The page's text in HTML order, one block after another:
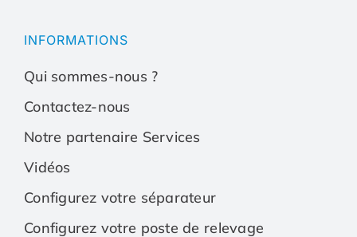
Qui sommes-nous ?
Contactez-nous
Notre partenaire Services
Vidéos
INFORMATIONS
Qui sommes-nous ?
Contactez-nous
Notre partenaire Services
Vidéos
Configurez votre séparateur
Configurez votre poste de relevage